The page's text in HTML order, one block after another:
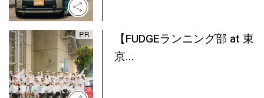
【FUDGEランニング部 at 東
京...